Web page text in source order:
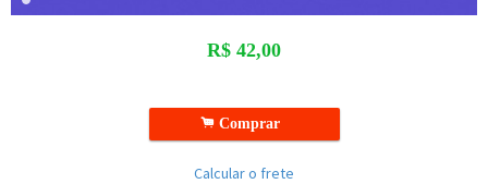
R$ 42,00
.Comprar
Calcular o frete